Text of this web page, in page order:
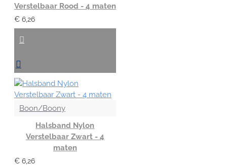
Verstelbaar Rood - 4 maten
€ 6,26
Boon/Boony
Halsband Nylon
Verstelbaar Zwart - 4
maten
€ 6,26